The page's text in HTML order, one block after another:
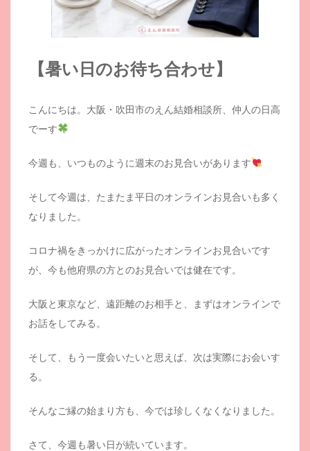
【暑い日のお待ち合わせ】
こんにちは。大阪・吹田市のえん結婚相談所、仲人の日高
でーす
今週も、いつものように週末のお見合いがあります
そして今週は、たまたま平日のオンラインお見合いも多く
なりました。
コロナ禍をきっかけに広がったオンラインお見合いです
が、今も他府県の方とのお見合いでは健在です。
大阪と東京など、遠距離のお相手と、まずはオンラインで
お話をしてみる。
そして、もう一度会いたいと思えば、次は実際にお会いす
る。
そんなご縁の始まり方も、今では珍しくなくなりました。
さて、今週も暑い日が続いています。